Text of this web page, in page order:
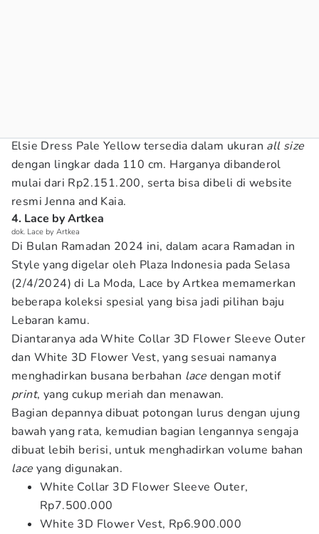
Elsie Dress Pale Yellow tersedia dalam ukuran all size
dengan lingkar dada 110 cm. Harganya dibanderol
mulai dari Rp2.151.200, serta bisa dibeli di website
resmi Jenna and Kaia.
4. Lace by Artkea
dok. Lace by Artkea
Di Bulan Ramadan 2024 ini, dalam acara Ramadan in
Style yang digelar oleh Plaza Indonesia pada Selasa
(2/4/2024) di La Moda, Lace by Artkea memamerkan
beberapa koleksi spesial yang bisa jadi pilihan baju
Lebaran kamu.
Diantaranya ada White Collar 3D Flower Sleeve Outer
dan White 3D Flower Vest, yang sesuai namanya
menghadirkan busana berbahan lace dengan motif
print, yang cukup meriah dan menawan.
Bagian depannya dibuat potongan lurus dengan ujung
bawah yang rata, kemudian bagian lengannya sengaja
dibuat lebih berisi, untuk menghadirkan volume bahan
lace yang digunakan.
White Collar 3D Flower Sleeve Outer,
Rp7.500.000
White 3D Flower Vest, Rp6.900.000